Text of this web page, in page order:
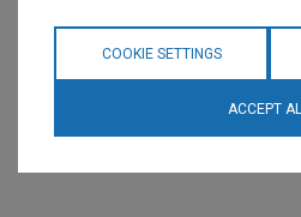
COOKIE SETTINGS
ACCEPT